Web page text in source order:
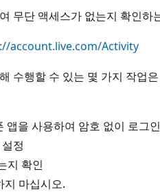
무단 액세스가 없는지 확인하
account.live.com/Activity
수행할 수 있는 몇 가지 작업
을 사용하여 암호 없이 로그인
정
지 확인
지 마십시오.